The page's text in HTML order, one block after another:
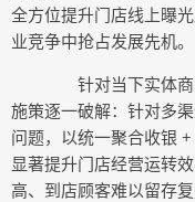
全方位提升门店线上曝
业竞争中抢占发展先机。
针对当下实体商
施策逐一破解：针对多
问题，以统一聚合收银
显著提升门店经营运转
高、到店顾客难以留存